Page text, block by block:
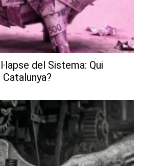
del Sistema: Qui